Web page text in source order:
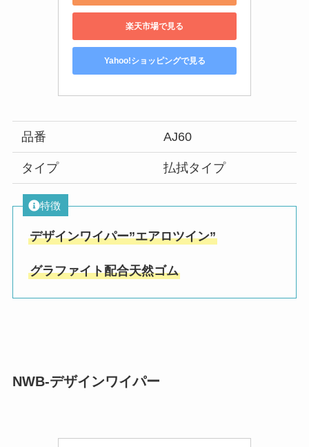
楽天市場で見る
Yahoo!ショッピングで見る
品番 AJ60
タイプ 払拭タイプ
特徴
デザインワイパー”エアロツイン”
グラファイト配合天然ゴム
NWB-デザインワイパー